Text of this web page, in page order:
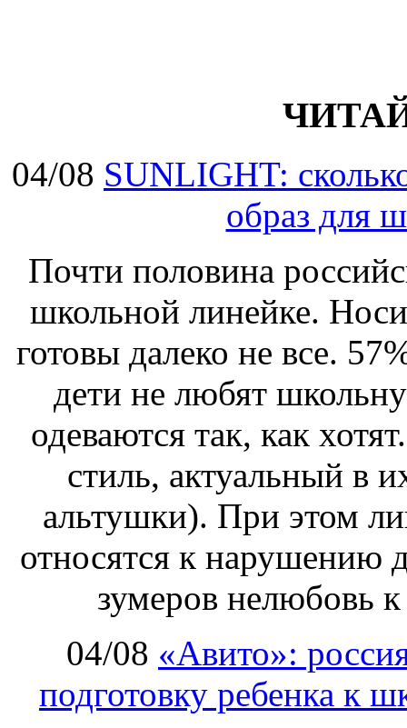
04/08 SUNLIGHT:
образ для
Почти половина
школьной линейке.
готовы далеко не все.
дети не любят
одеваются так, как
стиль, актуальный в
альтушки). При этом
относятся к нарушению
зумеров нелюбовь
04/08 «Авито»:
подготовку ребенка к